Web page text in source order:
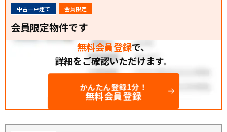
中古一戸建て 会員限定
会員限定物件です
無料会員登録で、
詳細をご確認いただけます。
かんたん登録1分！
無料会員登録